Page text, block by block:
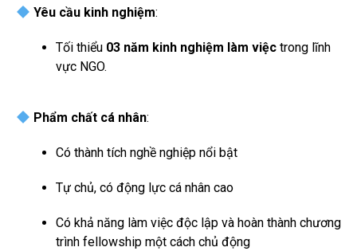
Yêu cầu kinh nghiệm:
Tối thiểu 03 năm kinh nghiệm làm việc trong lĩnh
vực NGO.
Phẩm chất cá nhân:
Có thành tích nghề nghiệp nổi bật
Tự chủ, có động lực cá nhân cao
Có khả năng làm việc độc lập và hoàn thành chương
trình fellowship một cách chủ động